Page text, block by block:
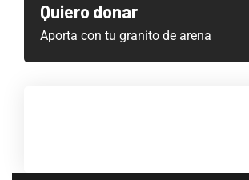
Quiero donar
Aporta con tu granito de arena